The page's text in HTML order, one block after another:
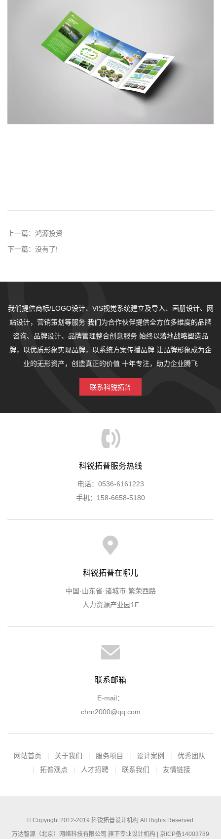
上一篇： 鸿源投资
下一篇： 没有了!
我们提供商标/LOGO设计、VIS视觉系统建立及导入、画册设计、网
站设计，营销策划等服务 我们为合作伙伴提供全方位多维度的品牌
咨询、品牌设计、品牌管理整合创意服务 始终以落地战略塑造品
牌，以优质形象实现品牌，以系统方案传播品牌 让品牌形象成为企
业的无形资产，创造真正的价值 十年专注，助力企业腾飞
联系科锐拓普
科锐拓普服务热线
电话：0536-6161223
手机：158-6658-5180
科锐拓普在哪儿
中国·山东省·诸城市·繁荣西路
人力资源产业园1F
联系邮箱
E-mail：
chrn2000@qq.com
网站首页 关于我们 服务项目 设计案例
优秀团队
拓普观点
人才招聘 联系我们 友情链接
© Copyright 2012-2019 科锐拓普设计机构All Rights Reserved.
万达智源（北京）网络科技有限公司 旗下专业设计机构 | 京ICP备14003789